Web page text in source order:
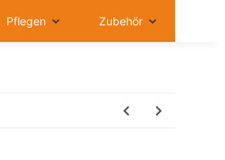
Pflegen Zubehör